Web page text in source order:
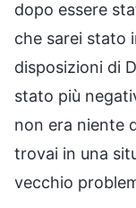
dopo essere
che sarei stato
disposizioni di
stato più
non era niente
trovai in una
vecchio